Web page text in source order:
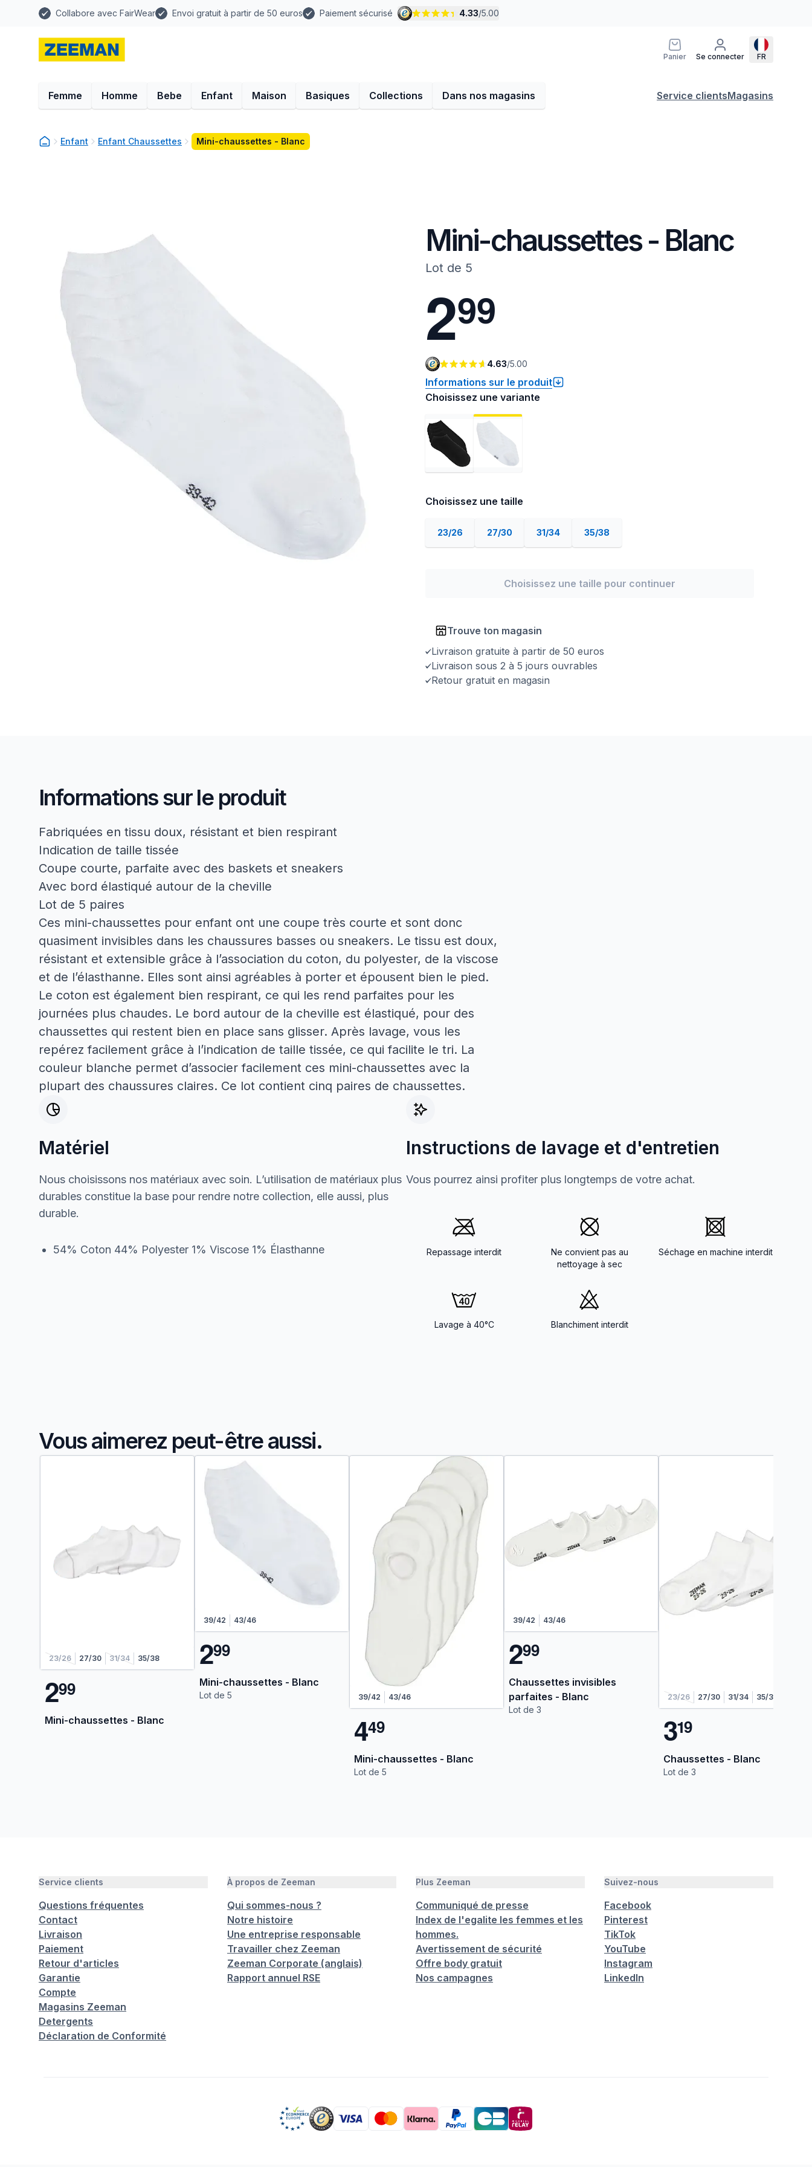
Collabore avec FairWear Envoi gratuit à partir de 50 euros Paiement sécurisé 4.33/5.00
Panier Se connecter FR
Femme Homme Bebe Enfant Maison Basiques Collections Dans nos magasins Service clientsMagasins
Enfant Enfant Chaussettes Mini-chaussettes - Blanc
Mini-chaussettes - Blanc
Lot de 5
299
4.63/5.00
Informations sur le produit
Choisissez une variante
Choisissez une taille
23/26 27/30 31/34 35/38
Choisissez une taille pour continuer
Trouve ton magasin
Livraison gratuite à partir de 50 euros
Livraison sous 2 à 5 jours ouvrables
Retour gratuit en magasin
Informations sur le produit
Fabriquées en tissu doux, résistant et bien respirant
Indication de taille tissée
Coupe courte, parfaite avec des baskets et sneakers
Avec bord élastiqué autour de la cheville
Lot de 5 paires
Ces mini-chaussettes pour enfant ont une coupe très courte et sont donc
quasiment invisibles dans les chaussures basses ou sneakers. Le tissu est doux,
résistant et extensible grâce à l’association du coton, du polyester, de la viscose
et de l’élasthanne. Elles sont ainsi agréables à porter et épousent bien le pied.
Le coton est également bien respirant, ce qui les rend parfaites pour les
journées plus chaudes. Le bord autour de la cheville est élastiqué, pour des
chaussettes qui restent bien en place sans glisser. Après lavage, vous les
repérez facilement grâce à l’indication de taille tissée, ce qui facilite le tri. La
couleur blanche permet d’associer facilement ces mini-chaussettes avec la
plupart des chaussures claires. Ce lot contient cinq paires de chaussettes.
Matériel
Nous choisissons nos matériaux avec soin. L’utilisation de matériaux plus
durables constitue la base pour rendre notre collection, elle aussi, plus
durable.
54% Coton 44% Polyester 1% Viscose 1% Élasthanne
Instructions de lavage et d'entretien
Vous pourrez ainsi profiter plus longtemps de votre achat.
Repassage interdit
Ne convient pas au
nettoyage à sec
Séchage en machine interdit
Lavage à 40°C Blanchiment interdit
Vous aimerez peut-être aussi.
23/26 27/30 31/34 35/38
299
Mini-chaussettes - Blanc
39/42 43/46
299
Mini-chaussettes - Blanc
Lot de 5 39/42 43/46
449
Mini-chaussettes - Blanc
Lot de 5
39/42 43/46
299
Chaussettes invisibles
parfaites - Blanc
Lot de 3
23/26 27/30 31/34 35/38
319
Chaussettes - Blanc
Lot de 3
Service clients
Questions fréquentes
Contact
Livraison
Paiement
Retour d'articles
Garantie
Compte
Magasins Zeeman
Detergents
Déclaration de Conformité
À propos de Zeeman
Qui sommes-nous ?
Notre histoire
Une entreprise responsable
Travailler chez Zeeman
Zeeman Corporate (anglais)
Rapport annuel RSE
Plus Zeeman
Communiqué de presse
Index de l'egalite les femmes et les
hommes.
Avertissement de sécurité
Offre body gratuit
Nos campagnes
Suivez-nous
Facebook
Pinterest
TikTok
YouTube
Instagram
LinkedIn